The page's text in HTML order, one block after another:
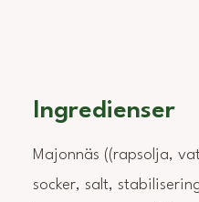
Ingredienser
Majonnäs ((rapsolja,
socker, salt,